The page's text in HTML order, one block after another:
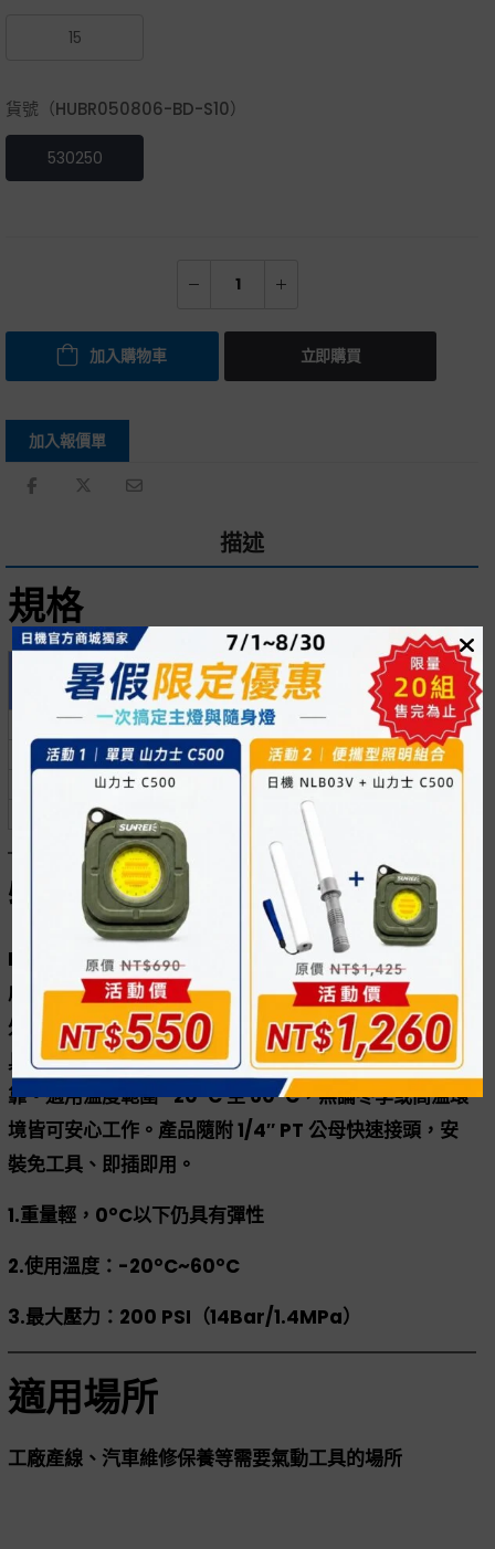
15
貨號（HUBR050806-BD-S10）
530250
加入購物車 立即購買
加入報價單
描述
規格
型號
長度
（m）
外徑
Ø（mm）
內徑
Ø（mm）
最大壓力
HUBR050806
6
8.0
5.0 200PSI（14Bar/
HUBR050809
9
HUBR050812
12
HUBR050815
15
特色
PU夾紗空壓風管 採用高韌性PU材質搭配夾紗強化結構製
成，兼具柔軟度與耐用性，不易折曲變形。內徑5mm、
外徑8mm 的設計輕巧靈活，適合狹小工作空間使用，並
具備 200 PSI 耐壓性能，確保長時間供氣依然穩定可
靠。適用溫度範圍 -20°C 至 60°C，無論冬季或高溫環
境皆可安心工作。產品隨附 1/4″ PT 公母快速接頭，安
裝免工具、即插即用。
1.重量輕，0°C以下仍具有彈性
2.使用溫度：-20°C~60°C
3.最大壓力：200 PSI（14Bar/1.4MPa）
適用場所
工廠產線、汽車維修保養等需要氣動工具的場所